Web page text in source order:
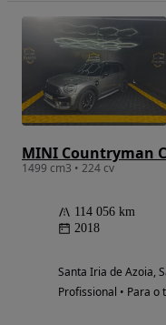
MINI Countryman
1499 cm3 • 224 cv
114 056 km
2018
Santa Iria de Azoia,
Profissional • Para o